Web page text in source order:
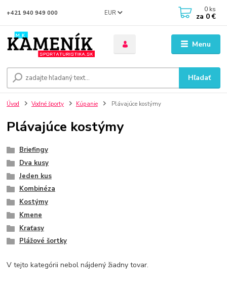
Menu
EUR
Hľadať
+421 940 949 000 0 ks
za 0 €
Úvod Vodné športy Kúpanie Plávajúce kostýmy
Plávajúce kostýmy
Briefingy
Dva kusy
Jeden kus
Kombinéza
Kostýmy
Kmene
Kraťasy
Plážové šortky
V tejto kategórii nebol nájdený žiadny tovar.